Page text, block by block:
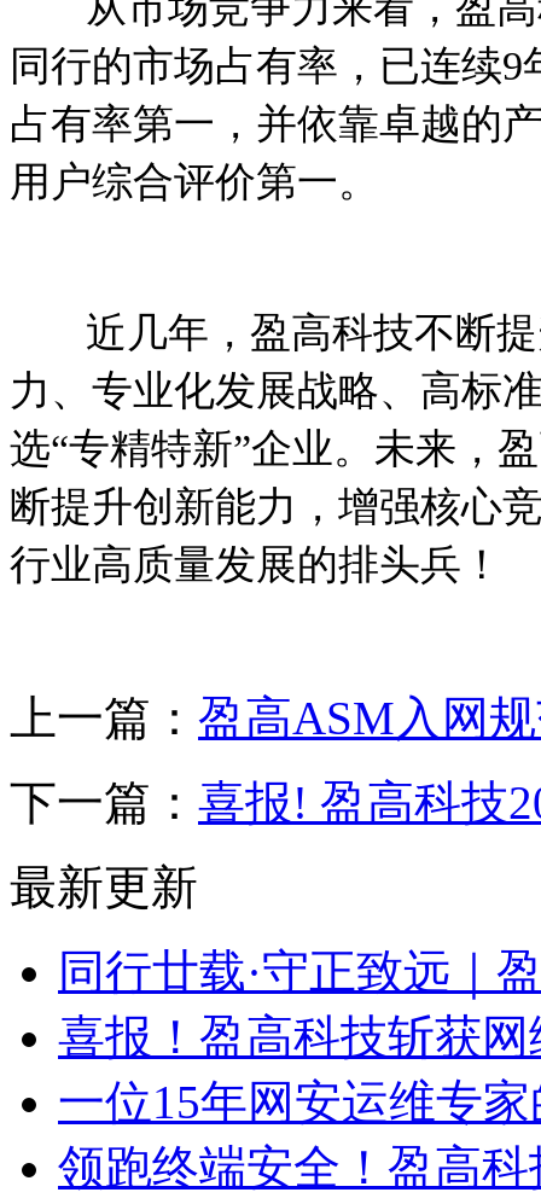
同行的市场占有率，已连续9
占有率第一，并依靠卓越的
用户综合评价第一。
近几年，盈高科技不断提
力、专业化发展战略、高标
选“专精特新”企业。未来，
断提升创新能力，增强核心
行业高质量发展的排头兵！
上一篇： 盈高ASM入网
下一篇： 喜报! 盈高科技
最新更新
同行廿载·守正致远｜
喜报！盈高科技斩获
一位15年网安运维专
领跑终端安全！盈高